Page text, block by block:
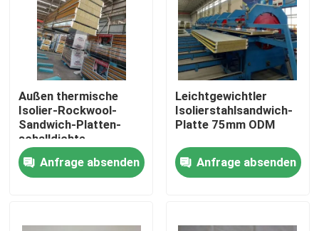
Haus
Außen thermische
Isolier-Rockwool-
Sandwich-Platten-
schalldichte
Gewohnheit
Anfrage absenden
Leichtgewichtler
Isolierstahlsandwich-
Platte 75mm ODM
Anfrage absenden